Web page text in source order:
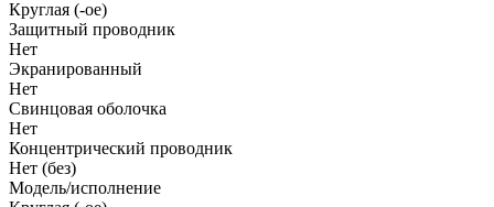
Круглая (-ое)
Защитный проводник
Нет
Экранированный
Нет
Свинцовая оболочка
Нет
Концентрический проводник
Нет (без)
Модель/исполнение